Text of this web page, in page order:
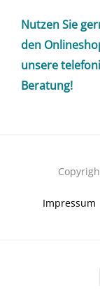
Nutzen Sie
den
unsere
Beratung!
Impressum